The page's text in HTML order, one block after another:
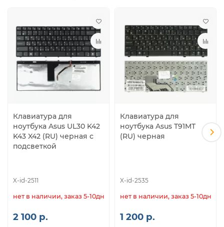
Клавиатура для
ноутбука Asus UL30 K42
K43 X42 (RU) черная с
подсветкой
X-id-2511
нет в наличии, заказ 5-10дн.
2 100 р.
Клавиатура для
ноутбука Asus T91MT
(RU) черная
X-id-2535
нет в наличии, заказ 5-10дн.
1 200 р.